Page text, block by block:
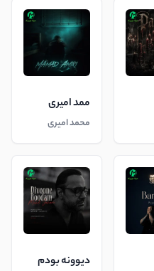
ممد امیری
محمد امیری
دیوونه بودم